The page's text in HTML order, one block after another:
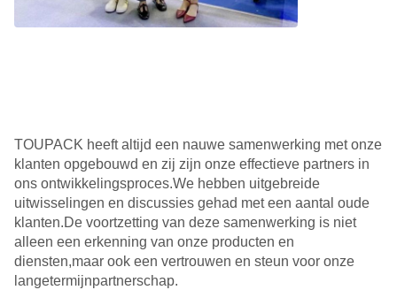
TOUPACK heeft altijd een nauwe samenwerking met onze
klanten opgebouwd en zij zijn onze effectieve partners in
ons ontwikkelingsproces.We hebben uitgebreide
uitwisselingen en discussies gehad met een aantal oude
klanten.De voortzetting van deze samenwerking is niet
alleen een erkenning van onze producten en
diensten,maar ook een vertrouwen en steun voor onze
langetermijnpartnerschap.